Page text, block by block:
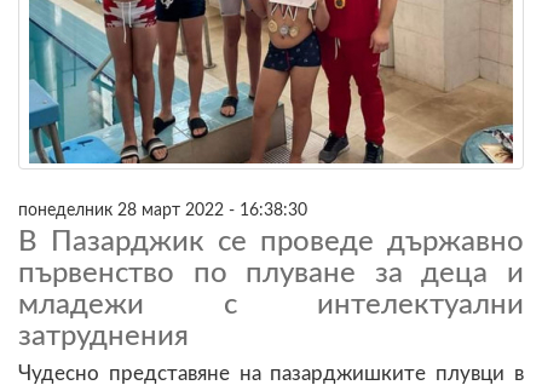
понеделник 28 март 2022 - 16:38:30
В Пазарджик се проведе държавно
първенство по плуване за деца и
младежи с интелектуални
затруднения
Чудесно представяне на пазарджишките плувци в